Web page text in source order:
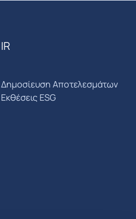
IR
Δημοσίευση Αποτελεσμάτων
Εκθέσεις ESG